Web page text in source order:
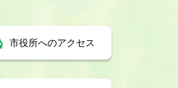
市役所へのアクセス